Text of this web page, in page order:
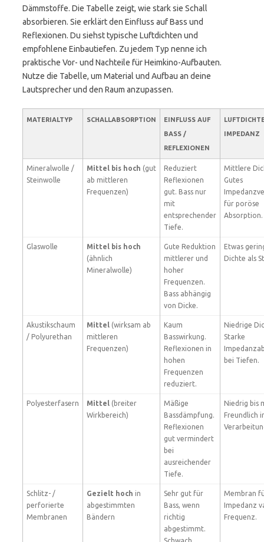
Dämmstoffe. Die Tabelle zeigt, wie stark sie Schall
absorbieren. Sie erklärt den Einfluss auf Bass und
Reflexionen. Du siehst typische Luftdichten und
empfohlene Einbautiefen. Zu jedem Typ nenne ich
praktische Vor- und Nachteile für Heimkino-Aufbauten.
Nutze die Tabelle, um Material und Aufbau an deine
Lautsprecher und den Raum anzupassen.
MATERIALTYP SCHALLABSORPTION
EINFLUSS AUF
BASS /
REFLEXIONEN
IMPEDANZ
Mineralwolle /
Steinwolle
Mittel bis hoch (gut
ab mittleren
Frequenzen)
Reduziert
Reflexionen
gut. Bass nur
mit
entsprechender
Tiefe.
Mittlere
Gutes
für poröse
Absorption.
Glaswolle
Mittel bis hoch
(ähnlich
Mineralwolle)
Gute Reduktion
mittlerer und
hoher
Frequenzen.
Bass abhängig
von Dicke.
Etwas
Dichte als
Akustikschaum
/ Polyurethan
Mittel (wirksam ab
mittleren
Frequenzen)
Kaum
Basswirkung.
Reflexionen in
hohen
Frequenzen
reduziert.
Niedrige
Starke
bei Tiefen.
Polyesterfasern Mittel (breiter
Wirkbereich)
Mäßige
Bassdämpfung.
Reflexionen
gut vermindert
bei
ausreichender
Tiefe.
Niedrig bis
Freundlich
Schlitz- /
perforierte
Membranen
Gezielt hoch in
abgestimmten
Bändern
Sehr gut für
Bass, wenn
richtig
abgestimmt.
Membran
Impedanz
Frequenz.